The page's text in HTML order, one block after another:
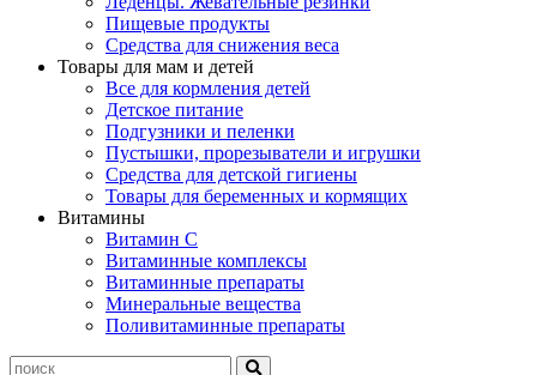
Пищевые продукты
Средства для снижения веса
Товары для мам и детей
Все для кормления детей
Детское питание
Подгузники и пеленки
Пустышки, прорезыватели и игрушки
Средства для детской гигиены
Товары для беременных и кормящих
Витамины
Витамин С
Витаминные комплексы
Витаминные препараты
Минеральные вещества
Поливитаминные препараты